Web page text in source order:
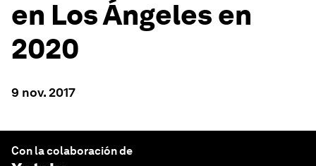
en Los Ángeles en
2020
9 nov. 2017
Con la colaboración de